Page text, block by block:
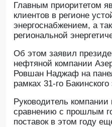
Главным приоритетом
клиентов в регионе
энергоснабжением, а
региональной
Об этом заявил
нефтяной компании
Ровшан Наджаф на
рамках 31-го
Руководитель
сравнению с прошлым
поставок в этом году